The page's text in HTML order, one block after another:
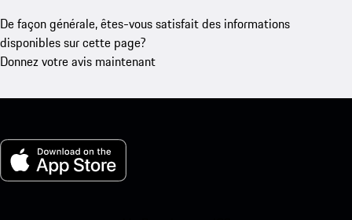
De façon générale, êtes-vous satisfait des informations
disponibles sur cette page?
Donnez votre avis maintenant